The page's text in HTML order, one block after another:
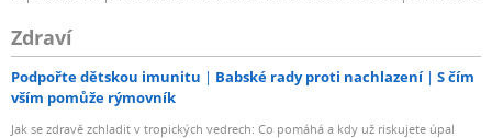
Zdraví
Podpořte dětskou imunitu Babské rady proti nachlazení
S čím
vším pomůže rýmovník
Jak se zdravě zchladit v tropických vedrech: Co pomáhá a kdy už riskujete úpal